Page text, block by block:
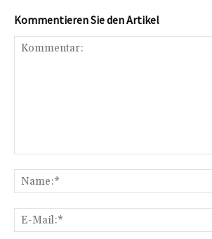
Kommentieren Sie den Artikel